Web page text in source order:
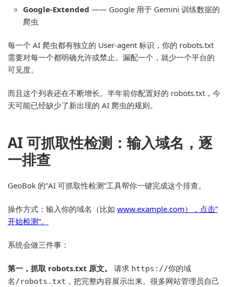
Google-Extended —— Google 用于 Gemini 训练数据的
爬虫
每一个 AI 爬虫都有独立的 User-agent 标识，你的 robots.txt
需要对每一个都明确允许或禁止。漏配一个，就少一个平台的
可见度。
而且这个列表还在不断增长。半年前你配置好的 robots.txt，今
天可能已经缺少了新出现的 AI 爬虫的规则。
AI 可抓取性检测：输入域名，逐
一排查
GeoBok 的”AI 可抓取性检测”工具帮你一键完成这个排查。
操作方式：输入你的域名（比如 www.example.com），点击”
开始检测”。
系统会做三件事：
第一，抓取 robots.txt 原文。 请求 https://你的域
名/robots.txt ，把完整内容展示出来。很多网站管理员自己